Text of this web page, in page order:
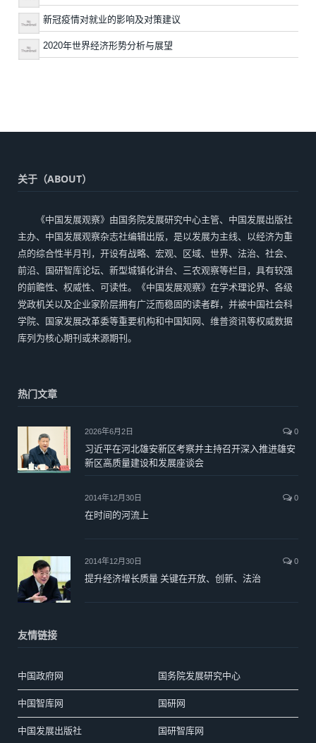
新冠疫情对就业的影响及对策建议
2020年世界经济形势分析与展望
关于（ABOUT）
《中国发展观察》由国务院发展研究中心主管、中国发展出版社
主办、中国发展观察杂志社编辑出版，是以发展为主线、以经济为重
点的综合性半月刊，开设有战略、宏观、区域、世界、法治、社会、
前沿、国研智库论坛、新型城镇化讲台、三农观察等栏目，具有较强
的前瞻性、权威性、可读性。《中国发展观察》在学术理论界、各级
党政机关以及企业家阶层拥有广泛而稳固的读者群，并被中国社会科
学院、国家发展改革委等重要机构和中国知网、维普资讯等权威数据
库列为核心期刊或来源期刊。
热门文章
2026年6月2日 0
习近平在河北雄安新区考察并主持召开深入推进雄安
新区高质量建设和发展座谈会
2014年12月30日 0
在时间的河流上
2014年12月30日 0
提升经济增长质量 关键在开放、创新、法治
友情链接
中国政府网 国务院发展研究中心
中国智库网 国研网
中国发展出版社 国研智库网